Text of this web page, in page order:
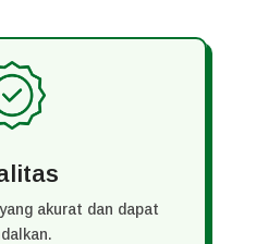
akurat dan dapat